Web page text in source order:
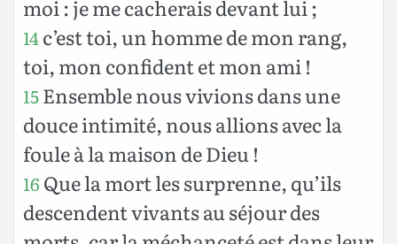
moi : je me cacherais devant lui ;
14c’est toi, un homme de mon rang,
toi, mon confident et mon ami !
15Ensemble nous vivions dans une
douce intimité, nous allions avec la
foule à la maison de Dieu !
16 Que la mort les surprenne, qu’ils
descendent vivants au séjour des